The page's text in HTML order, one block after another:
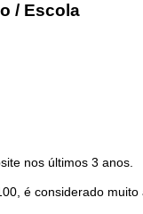
/ Escola
nos últimos 3 anos.
é considerado muito